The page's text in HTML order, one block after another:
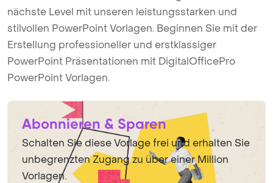
nächste Level mit unseren leistungsstarken und
stilvollen PowerPoint Vorlagen. Beginnen Sie mit der
Erstellung professioneller und erstklassiger
PowerPoint Präsentationen mit DigitalOfficePro
PowerPoint Vorlagen.
Abonnieren & Sparen
Schalten Sie diese Vorlage frei und erhalten Sie
unbegrenzten Zugang zu über einer Million
Vorlagen.